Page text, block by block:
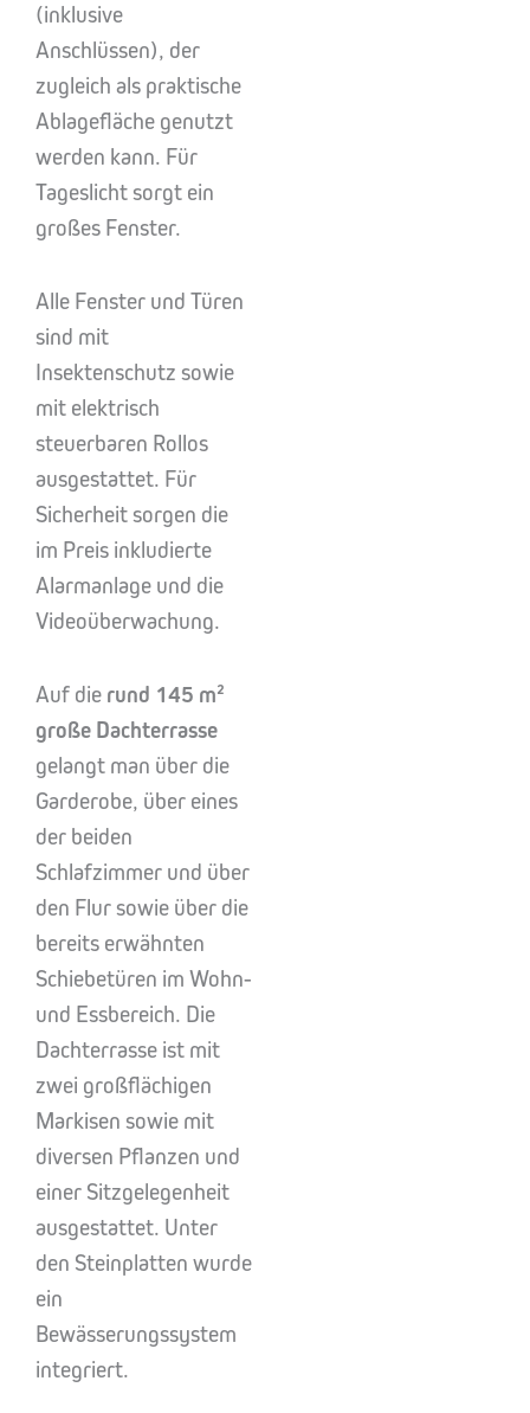
(inklusive
Anschlüssen), der
zugleich als praktische
Ablagefläche genutzt
werden kann. Für
Tageslicht sorgt ein
großes Fenster.
Alle Fenster und Türen
sind mit
Insektenschutz sowie
mit elektrisch
steuerbaren Rollos
ausgestattet. Für
Sicherheit sorgen die
im Preis inkludierte
Alarmanlage und die
Videoüberwachung.
Auf die rund 145 m²
große Dachterrasse
gelangt man über die
Garderobe, über eines
der beiden
Schlafzimmer und über
den Flur sowie über die
bereits erwähnten
Schiebetüren im Wohn-
und Essbereich. Die
Dachterrasse ist mit
zwei großflächigen
Markisen sowie mit
diversen Pflanzen und
einer Sitzgelegenheit
ausgestattet. Unter
den Steinplatten wurde
ein
Bewässerungssystem
integriert.